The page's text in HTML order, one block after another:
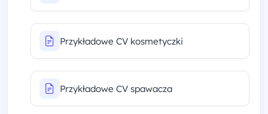
Przykładowe CV kosmetyczki
Przykładowe CV spawacza